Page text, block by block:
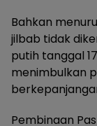
Bahkan
jilbab tidak
putih tanggal
menimbulkan
Pembinaan